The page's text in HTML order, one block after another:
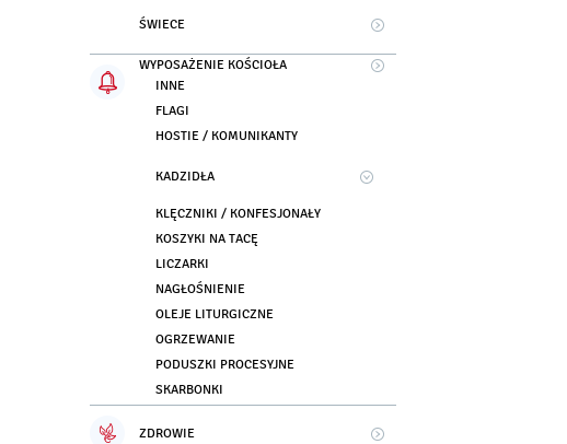
ŚWIECE
WYPOSAŻENIE KOŚCIOŁA
INNE
FLAGI
HOSTIE / KOMUNIKANTY
KADZIDŁA
KLĘCZNIKI / KONFESJONAŁY
KOSZYKI NA TACĘ
LICZARKI
NAGŁOŚNIENIE
OLEJE LITURGICZNE
OGRZEWANIE
PODUSZKI PROCESYJNE
SKARBONKI
ZDROWIE